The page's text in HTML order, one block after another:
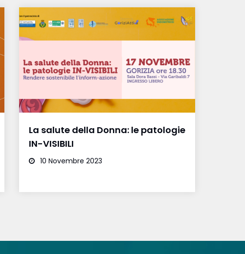
La salute della Donna: le patologie
IN-VISIBILI
10 Novembre 2023